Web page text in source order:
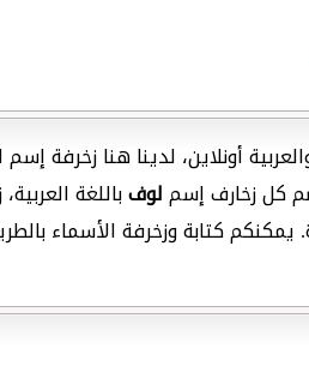
والعربية أونلاين، لدينا هنا
كل زخارف إسملوفباللغة
يمكنكم كتابة وزخرفة الأسماء